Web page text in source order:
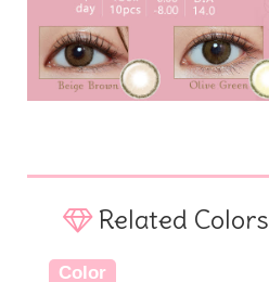
Related Colors
Color